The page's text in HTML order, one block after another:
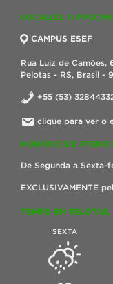
LOCALIZE O PPGCMH
CAMPUS ESEF
Rua Luiz de Camões,
Pelotas - RS, Brasil -
+55 (53)
clique para ver o
HORÁRIO DE
De Segunda a Sexta-
EXCLUSIVAMENTE
TEMPO EM PELOTAS,
SEXTA